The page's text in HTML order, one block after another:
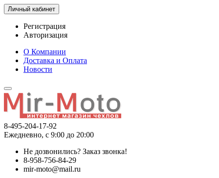
Личный кабинет
Регистрация
Авторизация
О Компании
Доставка и Оплата
Новости
8-495-204-17-92
Ежедневно, с 9:00 до 20:00
Не дозвонились? Заказ звонка!
8-958-756-84-29
mir-moto@mail.ru